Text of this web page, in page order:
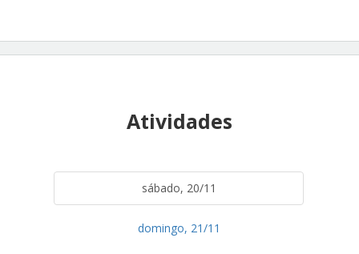
Atividades
sábado, 20/11
domingo, 21/11